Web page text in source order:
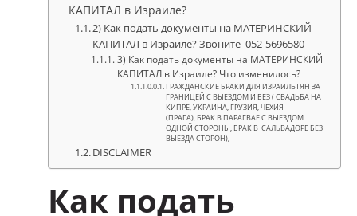
КАПИТАЛ в Израиле?
2) Как подать документы на МАТЕРИНСКИЙ
КАПИТАЛ в Израиле? Звоните 052-5696580
3) Как подать документы на МАТЕРИНСКИЙ
КАПИТАЛ в Израиле? Что изменилось?
ГРАЖДАНСКИЕ БРАКИ ДЛЯ ИЗРАИЛЬТЯН ЗА
ГРАНИЦЕЙ С ВЫЕЗДОМ И БЕЗ ( СВАДЬБА НА
КИПРЕ, УКРАИНА, ГРУЗИЯ, ЧЕХИЯ
(ПРАГА), БРАК В ПАРАГВАЕ С ВЫЕЗДОМ
ОДНОЙ СТОРОНЫ, БРАК В САЛЬВАДОРЕ БЕЗ
ВЫЕЗДА СТОРОН),
DISCLAIMER
Как подать